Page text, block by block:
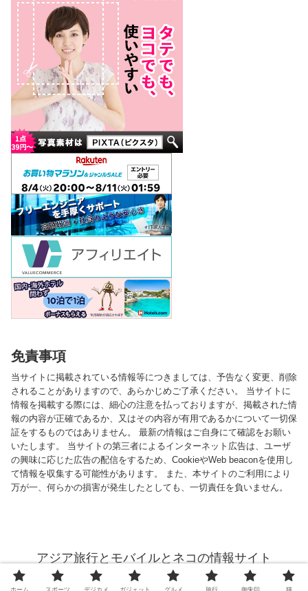
免責事項
当サイトに掲載されている情報等につきましては、予告なく変更、削除
されることがありますので、あらかじめご了承ください。 当サイトに
情報を掲載する際には、細心の注意を払っておりますが、掲載された情
報の内容が正確であるか、又はその内容が有用であるかについて一切保
証をするものではありません。 最新の情報はご自身にて確認をお願い
いたします。 当サイトの第三者によるインターネット広告は、ユーザ
の興味に応じた広告の配信をするため、CookieやWeb beaconを使用し
て情報を収集する可能性があります。 また、本サイトのご利用により
万が一、何らかの損害が発生したとしても、一切責任を負いません。
アジア旅行とモバイルとネコの情報サイト
© 2013 アジア旅行とモバイルとネコの情報サイト.
ホーム スポーツ デジカメ ガジェット グルメ 旅行 御朱印 猫